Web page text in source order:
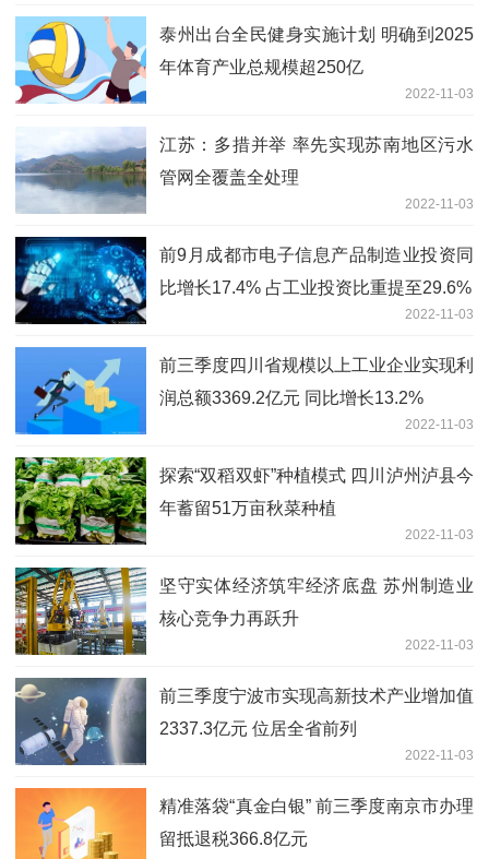
泰州出台全民健身实施计划 明确到2025
年体育产业总规模超250亿
2022-11-03
江苏：多措并举 率先实现苏南地区污水
管网全覆盖全处理
2022-11-03
前9月成都市电子信息产品制造业投资同
比增长17.4% 占工业投资比重提至29.6%
2022-11-03
前三季度四川省规模以上工业企业实现利
润总额3369.2亿元 同比增长13.2%
2022-11-03
探索“双稻双虾”种植模式 四川泸州泸县今
年蓄留51万亩秋菜种植
2022-11-03
坚守实体经济筑牢经济底盘 苏州制造业
核心竞争力再跃升
2022-11-03
前三季度宁波市实现高新技术产业增加值
2337.3亿元 位居全省前列
2022-11-03
精准落袋“真金白银” 前三季度南京市办理
留抵退税366.8亿元